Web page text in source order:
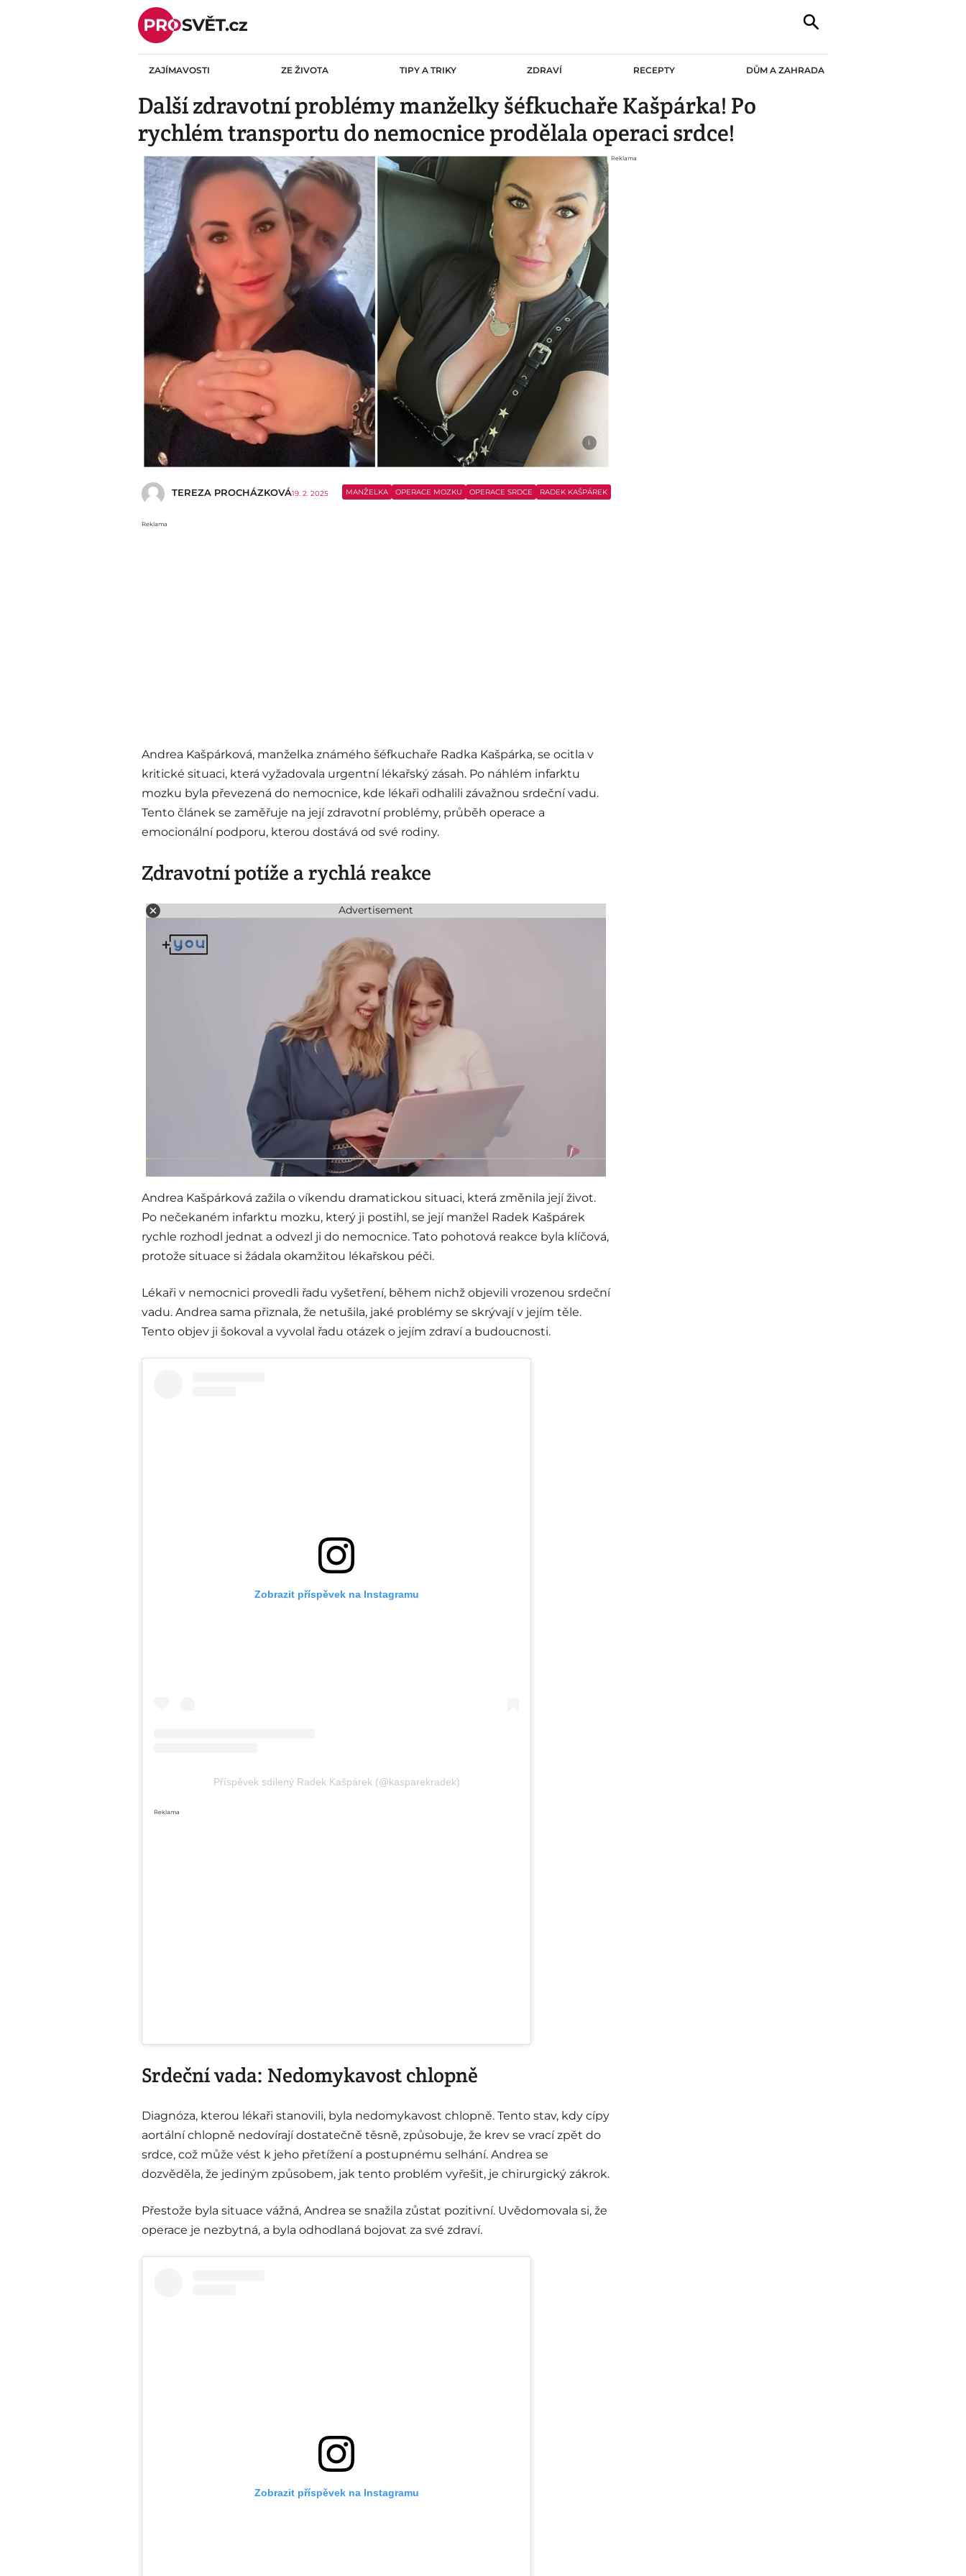
Skip
content
ZAJÍMAVOSTI ZE ŽIVOTA TIPY A TRIKY ZDRAVÍ RECEPTY DŮM A ZAHRADA
Další zdravotní problémy manželky šéfkuchaře Kašpárka! Po
rychlém transportu do nemocnice prodělala operaci srdce!
i
TEREZA PROCHÁZKOVÁ19. 2. 2025 MANŽELKA OPERACE MOZKU OPERACE SRDCE RADEK KAŠPÁREK
Reklama
Andrea Kašpárková, manželka známého šéfkuchaře Radka Kašpárka, se ocitla v
kritické situaci, která vyžadovala urgentní lékařský zásah. Po náhlém infarktu
mozku byla převezená do nemocnice, kde lékaři odhalili závažnou srdeční vadu.
Tento článek se zaměřuje na její zdravotní problémy, průběh operace a
emocionální podporu, kterou dostává od své rodiny.
Zdravotní potíže a rychlá reakce
Advertisement
Andrea Kašpárková zažila o víkendu dramatickou situaci, která změnila její život.
Po nečekaném infarktu mozku, který ji postihl, se její manžel Radek Kašpárek
rychle rozhodl jednat a odvezl ji do nemocnice. Tato pohotová reakce byla klíčová,
protože situace si žádala okamžitou lékařskou péči.
Lékaři v nemocnici provedli řadu vyšetření, během nichž objevili vrozenou srdeční
vadu. Andrea sama přiznala, že netušila, jaké problémy se skrývají v jejím těle.
Tento objev ji šokoval a vyvolal řadu otázek o jejím zdraví a budoucnosti.
Zobrazit příspěvek na Instagramu
Příspěvek sdílený Radek Kašpárek (@kasparekradek)
Reklama
Srdeční vada: Nedomykavost chlopně
Diagnóza, kterou lékaři stanovili, byla nedomykavost chlopně. Tento stav, kdy cípy
aortální chlopně nedovírají dostatečně těsně, způsobuje, že krev se vrací zpět do
srdce, což může vést k jeho přetížení a postupnému selhání. Andrea se
dozvěděla, že jediným způsobem, jak tento problém vyřešit, je chirurgický zákrok.
Přestože byla situace vážná, Andrea se snažila zůstat pozitivní. Uvědomovala si, že
operace je nezbytná, a byla odhodlaná bojovat za své zdraví.
Zobrazit příspěvek na Instagramu
Reklama